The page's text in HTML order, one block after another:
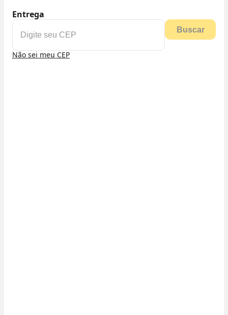
Entrega
Buscar
Não sei meu CEP